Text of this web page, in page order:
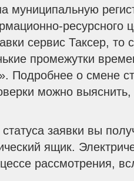
муниципальную
ресурсного
сервис Таксер, то
промежутки
Подробнее о смене
можно
заявки вы
ящик.
рассмотрения,